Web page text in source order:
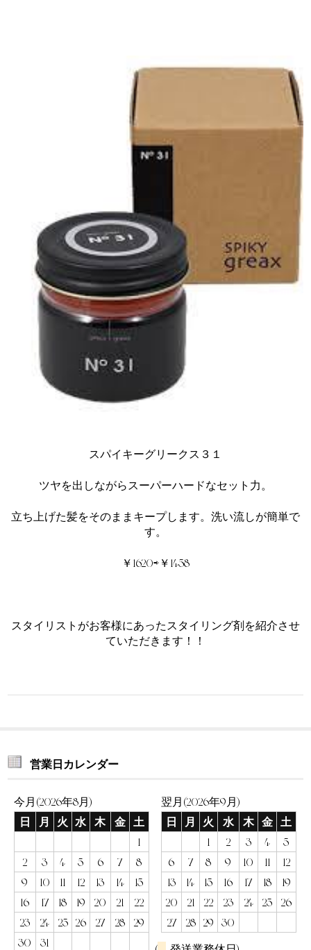
スパイキーグリークス３１
ツヤを出しながらスーパーハードなセット力。
立ち上げた髪をそのままキープします。洗い流しが簡単で
す。
￥1620⇨￥1458
スタイリストがお客様にあったスタイリング剤を紹介させ
ていただきます！！
営業日カレンダー
今月(2026年8月)
日
月 火 水 木 金
土
1
2
3 4 5 6 7
8
9
10 11 12 13 14
15
16
17 18 19 20 21
22
23
24 25 26 27 28
29
30
31
翌月(2026年9月)
日
月 火 水 木 金
土
1
2 3 4
5
6
7 8 9 10 11
12
13
14 15 16 17 18
19
20
21 22 23 24 25
26
27
28 29
30